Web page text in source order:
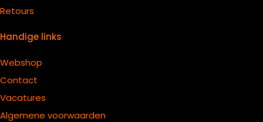
Retours
Handige links
Webshop
Contact
Vacatures
Algemene voorwaarden